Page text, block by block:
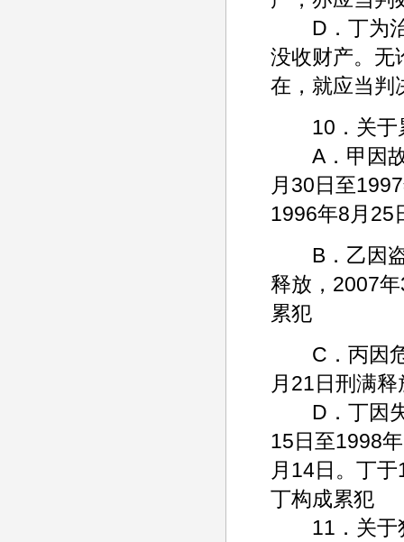
D．丁为治
没收财产。无
在，就应当判
10．关于累
A．甲因故
月30日至
1996年8月25
B．乙因盗
释放，2007
累犯
C．丙因危
月21日刑满
D．丁因失
15日至1998
月14日。丁
丁构成累犯
11．关于犯